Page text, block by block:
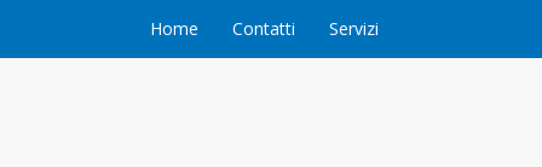
Home Contatti Servizi